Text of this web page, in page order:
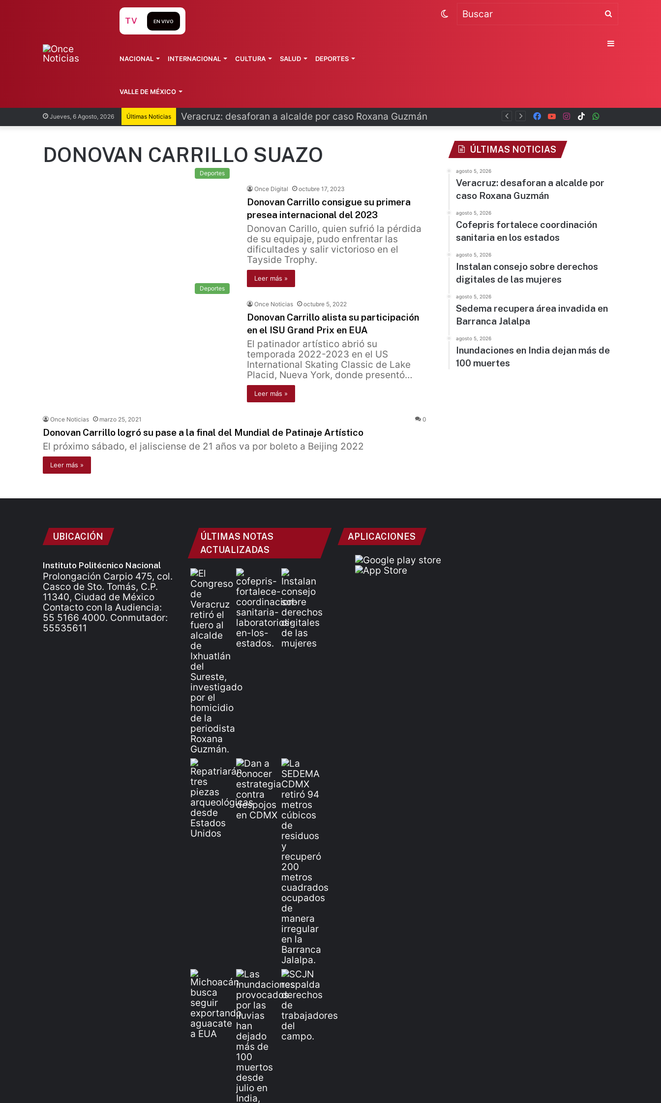
Jueves, 6 Agosto, 2026 Últimas Noticias Cofepris fortalece coordinación sanitaria en los estados TikTok
Instagram
YouTube
Facebook
TV EN VIVO
NACIONAL INTERNACIONAL CULTURA SALUD DEPORTES
VALLE DE MÉXICO
Switch
DONOVAN CARRILLO SUAZO
Deportes
Once Digital octubre 17, 2023
Donovan Carrillo consigue su primera
presea internacional del 2023
Donovan Carillo, quien sufrió la pérdida
de su equipaje, pudo enfrentar las
dificultades y salir victorioso en el
Tayside Trophy.
Leer más »
Deportes
Once Noticias octubre 5, 2022
Donovan Carrillo alista su participación
en el ISU Grand Prix en EUA
El patinador artístico abrió su
temporada 2022-2023 en el US
International Skating Classic de Lake
Placid, Nueva York, donde presentó…
Leer más »
Once Noticias marzo 25, 2021 0
Donovan Carrillo logró su pase a la final del Mundial de Patinaje Artístico
El próximo sábado, el jalisciense de 21 años va por boleto a Beijing 2022
Leer más »
ÚLTIMAS NOTICIAS
agosto 5, 2026
Veracruz: desaforan a alcalde por
caso Roxana Guzmán
agosto 5, 2026
Cofepris fortalece coordinación
sanitaria en los estados
agosto 5, 2026
Instalan consejo sobre derechos
digitales de las mujeres
agosto 5, 2026
Sedema recupera área invadida en
Barranca Jalalpa
agosto 5, 2026
Inundaciones en India dejan más de
100 muertes
UBICACIÓN
Instituto Politécnico Nacional
Prolongación Carpio 475, col.
Casco de Sto. Tomás, C.P.
11340, Ciudad de México
Contacto con la Audiencia:
55 5166 4000. Conmutador:
55535611
ÚLTIMAS NOTAS
ACTUALIZADAS
APLICACIONES